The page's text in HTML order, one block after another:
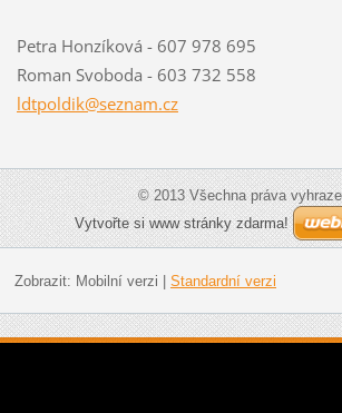
Petra Honzíková - 607 978 695
Roman Svoboda - 603 732 558
ldtpoldik@seznam.cz
© 2013 Všechna práva
Vytvořte si www stránky zdarma!
Zobrazit: Mobilní verzi Standardní verzi